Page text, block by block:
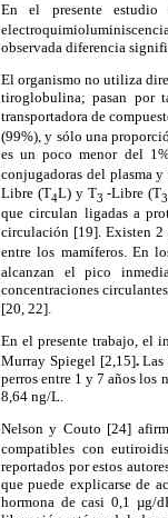
En el presente estudio
observada diferencia
El organismo no utiliza
tiroglobulina; pasan por
transportadora de
(99%), y sólo una
es un poco menor del
conjugadoras del plasma
Libre (T4L) y T3-Libre (T3
que circulan ligadas a
circulación [19]. Existen 2
entre los mamíferos. En
alcanzan el pico
concentraciones
[20, 22].
En el presente trabajo, el
Murray Spiegel [2,15].Las
perros entre 1 y 7 años los
8,64 ng/L.
Nelson y Couto [24]
compatibles con
reportados por estos
que puede explicarse de
hormona de casi 0,1 µg/